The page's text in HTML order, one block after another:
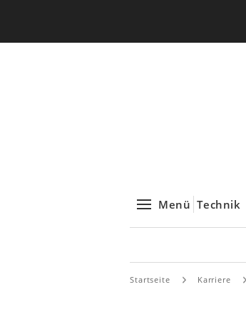
Menü Technik
Startseite Karriere